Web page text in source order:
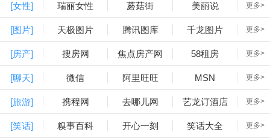
[女性] 瑞丽女性 蘑菇街 美丽说 更多>
[图片] 天极图片 腾讯图库 千龙图片 更多>
[房产] 搜房网 焦点房产网 58租房 更多>
[聊天] 微信 阿里旺旺 MSN 更多>
[旅游] 携程网 去哪儿网 艺龙订酒店 更多>
[笑话] 糗事百科 开心一刻 笑话大全 更多>